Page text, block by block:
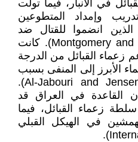
في الأنبار، فيما تولّت
وإمداد المتطوعين
الذين انضموا للقتال ضد
القاعدة (Montgomery and McWilliams 2009). كانت
القبائل من الدرجة
الأبرز إلى المنفى بسبب
تصاعد العنف في البلاد (Al-Jabouri and Jensen).
القاعدة في العراق قد
زعماء القبائل، فيما
في الهيكل القبلي